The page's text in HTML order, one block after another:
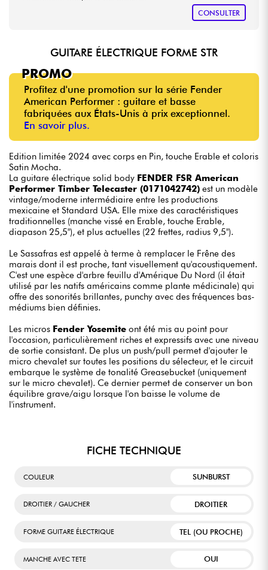
CONSULTER
GUITARE ÉLECTRIQUE FORME STR
PROMO
Profitez d'une promotion sur la série Fender
American Performer : guitare et basse
fabriquées aux États-Unis à prix exceptionnel.
En savoir plus.
Edition limitée 2024 avec corps en Pin, touche Erable et coloris
Satin Mocha.
La guitare électrique solid body FENDER FSR American
Performer Timber Telecaster (0171042742) est un modèle
vintage/moderne intermédiaire entre les productions
mexicaine et Standard USA. Elle mixe des caractéristiques
traditionnelles (manche vissé en Erable, touche Erable,
diapason 25,5"), et plus actuelles (22 frettes, radius 9,5").
Le Sassafras est appelé à terme à remplacer le Frêne des
marais dont il est proche, tant visuellement qu'acoustiquement.
C'est une espèce d'arbre feuillu d'Amérique Du Nord (il était
utilisé par les natifs américains comme plante médicinale) qui
offre des sonorités brillantes, punchy avec des fréquences bas-
médiums bien définies.
Les micros Fender Yosemite ont été mis au point pour
l'occasion, particulièrement riches et expressifs avec une niveau
de sortie consistant. De plus un push/pull permet d'ajouter le
micro chevalet sur toutes les positions du sélecteur, et le circuit
embarque le système de tonalité Greasebucket (uniquement
sur le micro chevalet). Ce dernier permet de conserver un bon
équilibre grave/aigu lorsque l'on baisse le volume de
l'instrument.
FICHE TECHNIQUE
COULEUR SUNBURST
DROITIER / GAUCHER DROITIER
FORME GUITARE ÉLECTRIQUE TEL (OU PROCHE)
MANCHE AVEC TETE OUI